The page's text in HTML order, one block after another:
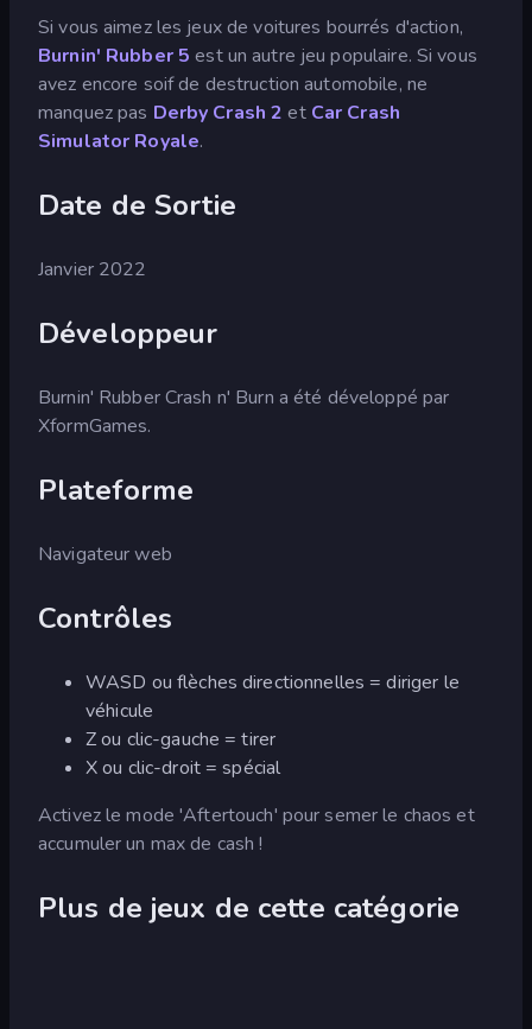
Si vous aimez les jeux de voitures bourrés d'action,
Burnin' Rubber 5 est un autre jeu populaire. Si vous
avez encore soif de destruction automobile, ne
manquez pas Derby Crash 2 et Car Crash
Simulator Royale.
Date de Sortie
Janvier 2022
Développeur
Burnin' Rubber Crash n' Burn a été développé par
XformGames.
Plateforme
Navigateur web
Contrôles
WASD ou flèches directionnelles = diriger le
véhicule
Z ou clic-gauche = tirer
X ou clic-droit = spécial
Activez le mode 'Aftertouch' pour semer le chaos et
accumuler un max de cash !
Plus de jeux de cette catégorie